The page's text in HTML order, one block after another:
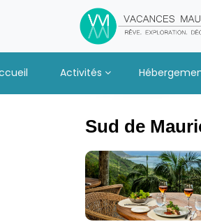
Activités
Sud de